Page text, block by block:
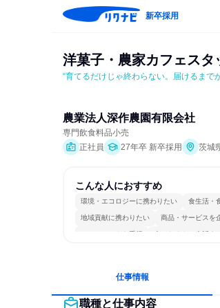
新卒採用
洋菓子・農家カフェスタ
“育てるだけじゃ終わらない。届けるまで
農業法人深作農園有限会社
専門飲食料品小売
正社員
27年卒 新卒採用 茨城
こんな人におすすめ
環境・エコロジーに携わりたい 食生活・
地域貢献に携わりたい 商品・サービスを
チームワークを重視 人とたくさん会話する
仕事情報
職種と仕事内容